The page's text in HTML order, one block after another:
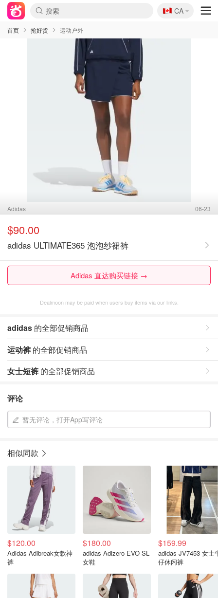
🇨🇦
CA
首页 抢好货 运动户外
Adidas 06-23
$90.00
adidas ULTIMATE365 泡泡纱裙裤
Adidas 直达购买链接 →
Dealmoon may be paid when users buy items via our links.
adidas 的全部促销商品
运动裤 的全部促销商品
女士短裤 的全部促销商品
评论
暂无评论，打开App写评论
相似同款
$120.00
Adidas Adibreak女款神
裤
$180.00
adidas Adizero EVO SL
女鞋
$159.99
adidas JV7453 女士牛
仔休闲裤